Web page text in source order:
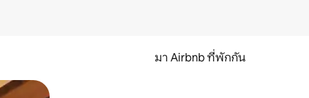
มา Airbnb ที่พักกัน